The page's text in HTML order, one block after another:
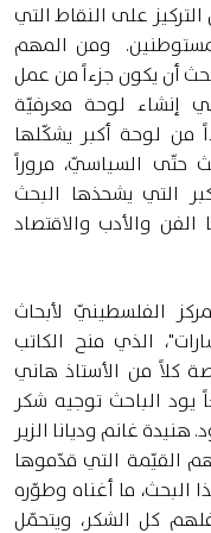
على النقاط التي
ومن المهم
أن يكون جزءاً من عمل
إنشاء لوحة معرفيّة
من لوحة أكبر يشكّلها
حتّى السياسيّ، مروراً
التي يشحذها البحث
والأدب والاقتصاد
الفلسطينيّ لأبحاث
الذي منح الكاتب
كلاً من الأستاذ هاني
يود الباحث توجيه شكر
غانم وديانا الزير
القيّمة التي قدّموها
البحث، ما أغناه وطوّره
كل الشكر، ويتحمّل